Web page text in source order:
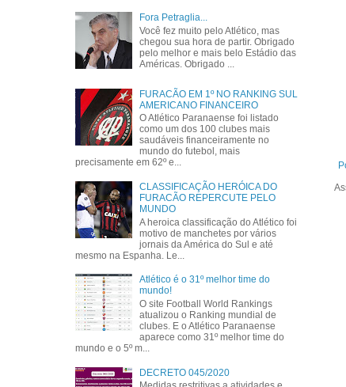
Fora Petraglia...
Você fez muito pelo Atlético, mas
chegou sua hora de partir. Obrigado
pelo melhor e mais belo Estádio das
Américas. Obrigado ...
FURACÃO EM 1º NO RANKING SUL
AMERICANO FINANCEIRO
O Atlético Paranaense foi listado
como um dos 100 clubes mais
saudáveis financeiramente no
mundo do futebol, mais
precisamente em 62º e...
CLASSIFICAÇÃO HERÓICA DO
FURACÃO REPERCUTE PELO
MUNDO
A heroica classificação do Atlético foi
motivo de manchetes por vários
jornais da América do Sul e até
mesmo na Espanha. Le...
Atlético é o 31º melhor time do
mundo!
O site Football World Rankings
atualizou o Ranking mundial de
clubes. E o Atlético Paranaense
aparece como 31º melhor time do
mundo e o 5º m...
DECRETO 045/2020